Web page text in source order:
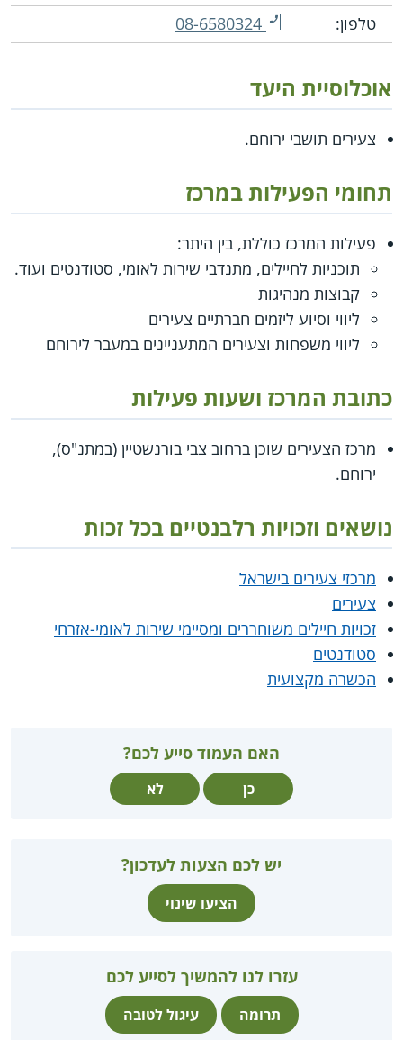
טלפון:
08-6580324
אוכלוסיית היעד
צעירים תושבי ירוחם.
תחומי הפעילות במרכז
פעילות המרכז כוללת, בין היתר:
תוכניות לחיילים, מתנדבי שירות לאומי, סטודנטים ועוד.
קבוצות מנהיגות
ליווי וסיוע ליזמים חברתיים צעירים
ליווי משפחות וצעירים המתעניינים במעבר לירוחם
כתובת המרכז ושעות פעילות
מרכז הצעירים שוכן ברחוב צבי בורנשטיין (במתנ"ס),
ירוחם.
נושאים וזכויות רלבנטיים בכל זכות
מרכזי צעירים בישראל
צעירים
זכויות חיילים משוחררים ומסיימי שירות לאומי-אזרחי
סטודנטים
הכשרה מקצועית
האם העמוד סייע לכם?
כן לא
יש לכם הצעות לעדכון?
הציעו שינוי
עזרו לנו להמשיך לסייע לכם
תרומה עיגול לטובה